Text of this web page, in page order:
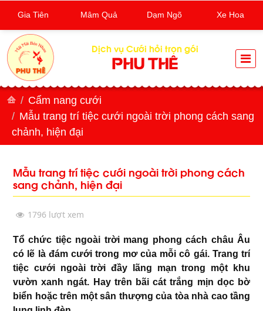
Dịch vụ Cưới hỏi trọn gói
PHU THÊ
Cẩm nang cưới
Mẫu trang trí tiệc cưới ngoài trời phong cách sang
chảnh, hiện đại
Mẫu trang trí tiệc cưới ngoài trời phong cách
sang chảnh, hiện đại
1796 lượt xem
Tổ chức tiệc ngoài trời mang phong cách châu Âu
có lẽ là đám cưới trong mơ của mỗi cô gái. Trang trí
tiệc cưới ngoài trời đầy lãng mạn trong một khu
vườn xanh ngát. Hay trên bãi cát trắng mịn dọc bờ
biển hoặc trên một sân thượng của tòa nhà cao tầng
Gia Tiên Mâm Quả Dạm Ngõ Xe Hoa